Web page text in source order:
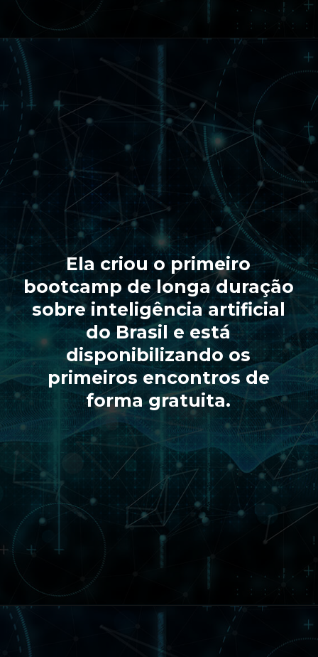
Ela criou o primeiro
bootcamp de longa duração
sobre inteligência artificial
do Brasil e está
disponibilizando os
primeiros encontros de
forma gratuita.